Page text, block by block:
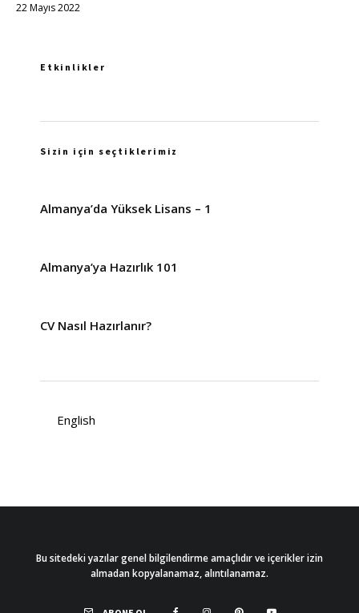
22 Mayıs 2022
Etkinlikler
Sizin için seçtiklerimiz
Almanya’da Yüksek Lisans – 1
Almanya’ya Hazırlık 101
CV Nasıl Hazırlanır?
English
Bu sitedeki yazılar genel bilgilendirme amaçlıdır ve içerikler izin
almadan kopyalanamaz, alıntılanamaz.